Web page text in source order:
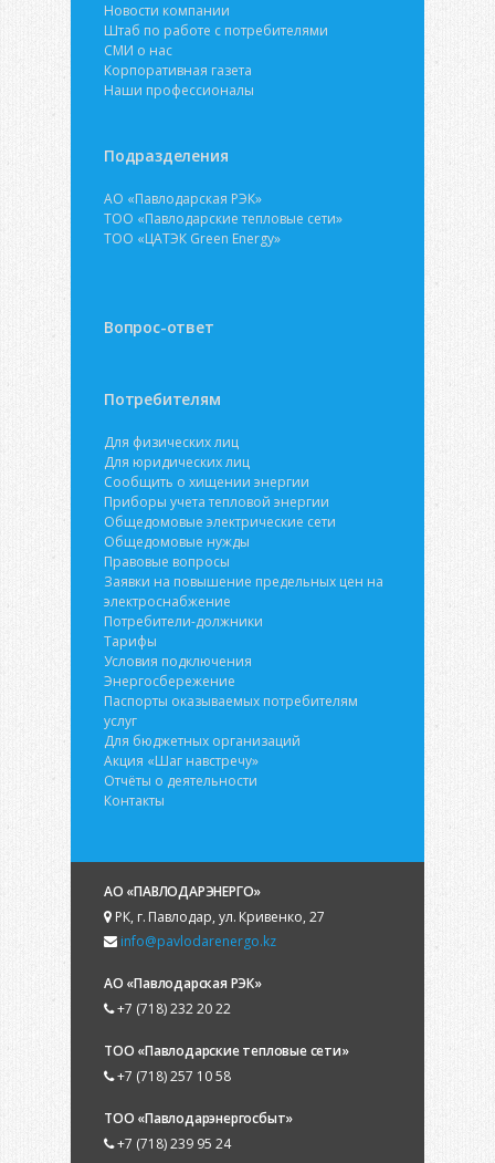
Новости компании
Штаб по работе с потребителями
СМИ о нас
Корпоративная газета
Наши профессионалы
Подразделения
АО «Павлодарская РЭК»
ТОО «Павлодарские тепловые сети»
ТОО «ЦАТЭК Green Energy»
Вопрос-ответ
Потребителям
Для физических лиц
Для юридических лиц
Сообщить о хищении энергии
Приборы учета тепловой энергии
Общедомовые электрические сети
Общедомовые нужды
Правовые вопросы
Заявки на повышение предельных цен на
электроснабжение
Потребители-должники
Тарифы
Условия подключения
Энергосбережение
Паспорты оказываемых потребителям
услуг
Для бюджетных организаций
Акция «Шаг навстречу»
Отчёты о деятельности
Контакты
АО «ПАВЛОДАРЭНЕРГО»
РК, г. Павлодар, ул. Кривенко, 27
info@pavlodarenergo.kz
АО «Павлодарская РЭК»
+7 (718) 232 20 22
ТОО «Павлодарские тепловые сети»
+7 (718) 257 10 58
ТОО «Павлодарэнергосбыт»
+7 (718) 239 95 24